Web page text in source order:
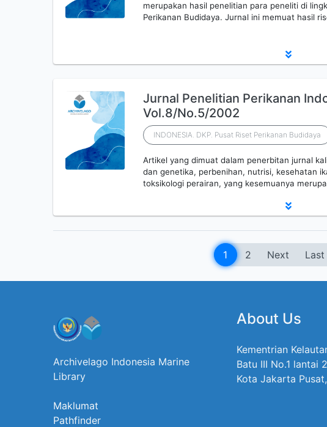
merupakan hasil penelitian para peneliti di
Perikanan Budidaya. Jurnal ini memuat hasil
Jurnal Penelitian Perikanan
Vol.8/No.5/2002
INDONESIA. DKP. Pusat Riset Perikanan Budidaya
Artikel yang dimuat dalam penerbitan jurnal
dan genetika, perbenihan, nutrisi, kesehatan
toksikologi perairan, yang kesemuanya
1 2 Next Last
Archivelago Indonesia Marine
Library
Maklumat
Pathfinder
About Us
Kementrian
Batu III No.1 lantai
Kota Jakarta